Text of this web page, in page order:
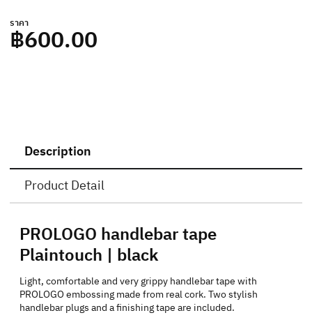
ราคา
฿600.00
Description
Product Detail
PROLOGO handlebar tape
Plaintouch | black
Light, comfortable and very grippy handlebar tape with
PROLOGO embossing made from real cork. Two stylish
handlebar plugs and a finishing tape are included.